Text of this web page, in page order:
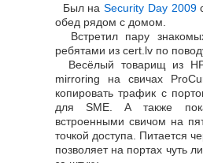
Был на Security Day 2009
обед рядом с домом.
Встретил пару
ребятами из cert.lv по
Весёлый товарищ из
mirroring на свичах
копировать трафик с
для SME. А также
встроенными свичом на
точкой доступа. Питается
позволяет на портах чуть